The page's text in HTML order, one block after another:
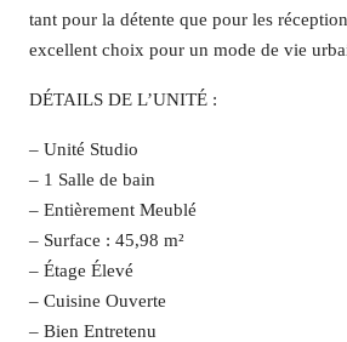
tant pour la détente que pour les
excellent choix pour un mode de vie
DÉTAILS DE L’UNITÉ :
– Unité Studio
– 1 Salle de bain
– Entièrement Meublé
– Surface : 45,98 m²
– Étage Élevé
– Cuisine Ouverte
– Bien Entretenu